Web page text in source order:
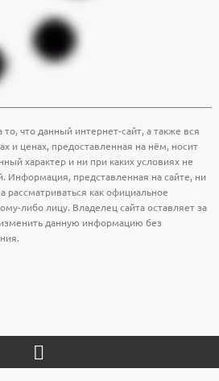
что данный интернет-сайт, а также вся
и ценах, предоставленная на нём, носит
характер и ни при каких условиях не
Информация, представленная на сайте, ни
рассматриваться как официальное
либо лицу. Владелец сайта оставляет за
данную информацию без